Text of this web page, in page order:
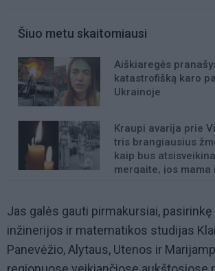
Šiuo metu skaitomiausi
Aiškiaregės
katastrofišką karo
Ukrainoje
Kraupi avarija prie
tris brangiausius
kaip bus
mergaite, jos mama
Jas galės gauti pirmakursiai,
inžinerijos ir matematikos studijas
Panevėžio, Alytaus, Utenos ir